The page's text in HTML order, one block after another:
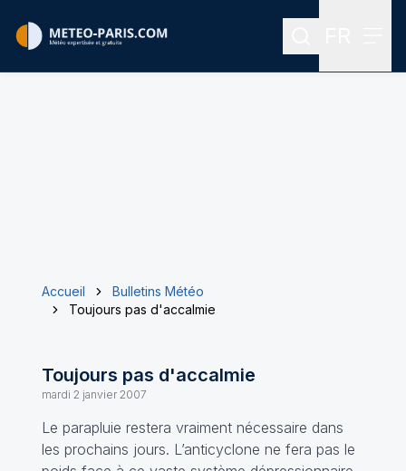
Rechercher
Accueil
Bulletins Météo
Toujours pas d'accalmie
Toujours pas d'accalmie
mardi 2 janvier 2007
Le parapluie restera vraiment nécessaire dans
les prochains jours. L’anticyclone ne fera pas le